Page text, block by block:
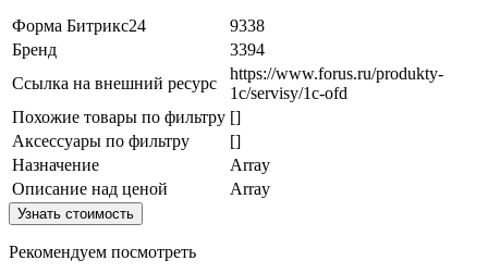
Форма Битрикс24
9338
Бренд
3394
Ссылка на внешний ресурс
https://www.forus.ru/produkty-
1c/servisy/1c-ofd
Похожие товары по фильтру []
Аксессуары по фильтру
[]
Назначение
Array
Описание над ценой
Array
Узнать стоимость
Рекомендуем посмотреть